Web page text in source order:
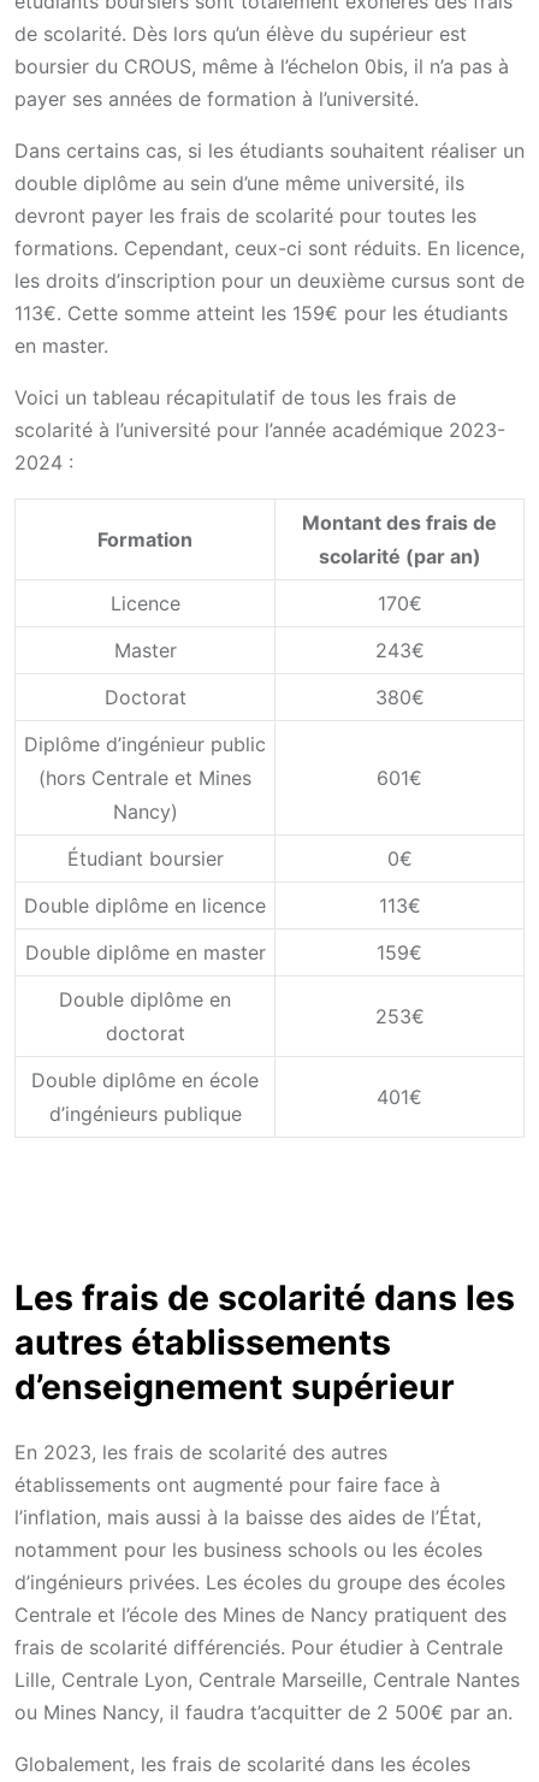
de scolarité. Dès lors qu’un élève du supérieur est
boursier du CROUS, même à l’échelon 0bis, il n’a pas à
payer ses années de formation à l’université.
Dans certains cas, si les étudiants souhaitent réaliser un
double diplôme au sein d’une même université, ils
devront payer les frais de scolarité pour toutes les
formations. Cependant, ceux-ci sont réduits. En licence,
les droits d’inscription pour un deuxième cursus sont de
113€. Cette somme atteint les 159€ pour les étudiants
en master.
Voici un tableau récapitulatif de tous les frais de
scolarité à l’université pour l’année académique 2023-
2024 :
Formation
Montant des frais de
scolarité (par an)
Licence
170€
Master
243€
Doctorat
380€
Diplôme d’ingénieur public
(hors Centrale et Mines
Nancy)
601€
Étudiant boursier
0€
Double diplôme en licence
113€
Double diplôme en master
159€
Double diplôme en
doctorat
253€
Double diplôme en école
d’ingénieurs publique
401€
Les frais de scolarité dans les
autres établissements
d’enseignement supérieur
En 2023, les frais de scolarité des autres
établissements ont augmenté pour faire face à
l’inflation, mais aussi à la baisse des aides de l’État,
notamment pour les business schools ou les écoles
d’ingénieurs privées. Les écoles du groupe des écoles
Centrale et l’école des Mines de Nancy pratiquent des
frais de scolarité différenciés. Pour étudier à Centrale
Lille, Centrale Lyon, Centrale Marseille, Centrale Nantes
ou Mines Nancy, il faudra t’acquitter de 2 500€ par an.
Globalement, les frais de scolarité dans les écoles